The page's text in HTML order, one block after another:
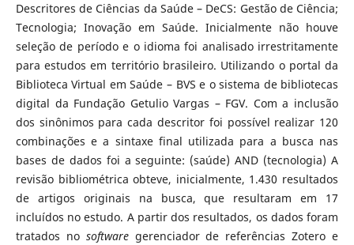
Descritores de Ciências da Saúde – DeCS: Gestão de Ciência;
Tecnologia; Inovação em Saúde. Inicialmente não houve
seleção de período e o idioma foi analisado irrestritamente
para estudos em território brasileiro. Utilizando o portal da
Biblioteca Virtual em Saúde – BVS e o sistema de bibliotecas
digital da Fundação Getulio Vargas – FGV. Com a inclusão
dos sinônimos para cada descritor foi possível realizar 120
combinações e a sintaxe final utilizada para a busca nas
bases de dados foi a seguinte: (saúde) AND (tecnologia) A
revisão bibliométrica obteve, inicialmente, 1.430 resultados
de artigos originais na busca, que resultaram em 17
incluídos no estudo. A partir dos resultados, os dados foram
tratados no softwaregerenciador de referências Zotero e